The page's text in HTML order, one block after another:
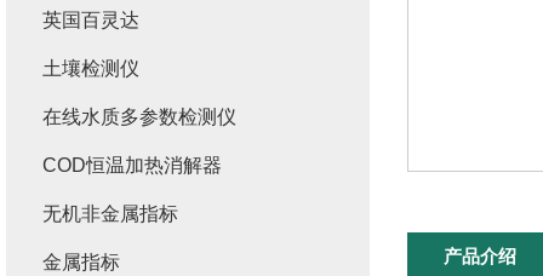
产品介绍
英国百灵达
土壤检测仪
在线水质多参数检测仪
COD恒温加热消解器
无机非金属指标
金属指标